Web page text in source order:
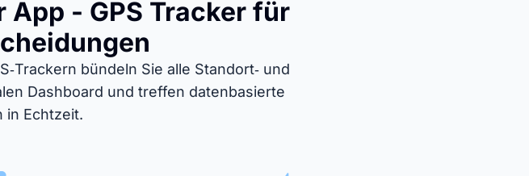
- GPS Tracker für
bündeln Sie alle Standort‑ und
Dashboard und treffen datenbasierte
in Echtzeit.